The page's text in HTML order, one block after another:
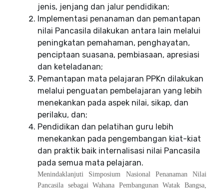
jenis, jenjang dan jalur pendidikan;
Implementasi penanaman dan pemantapan
nilai Pancasila dilakukan antara lain melalui
peningkatan pemahaman, penghayatan,
penciptaan suasana, pembiasaan, apresiasi
dan keteladanan;
Pemantapan mata pelajaran PPKn dilakukan
melalui penguatan pembelajaran yang lebih
menekankan pada aspek nilai, sikap, dan
perilaku, dan;
Pendidikan dan pelatihan guru lebih
menekankan pada pengembangan kiat-kiat
dan praktik baik internalisasi nilai Pancasila
pada semua mata pelajaran.
Menindaklanjuti Simposium Nasional Penanaman Nilai
Pancasila sebagai Wahana Pembangunan Watak Bangsa,